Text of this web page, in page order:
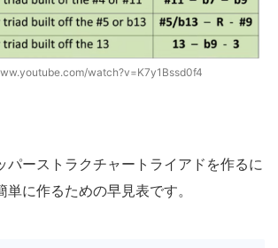
watch?v=K7y1Bssd0f4
パーストラクチャートライアドを作るに
に作るための早見表です。